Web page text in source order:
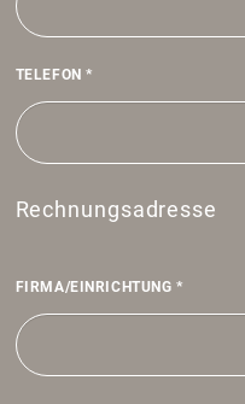
TELEFON *
Rechnungsadresse
FIRMA/​EINRICH­TUNG *